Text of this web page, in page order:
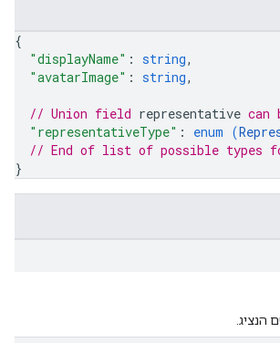
{
"displayName" : string,
"avatarImage" : string,
// Union field representative can
"representativeType" : enum (
// End of list of possible types
}
הנציג.